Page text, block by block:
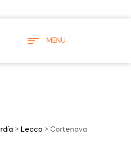
MENU
> Lecco > Cortenova